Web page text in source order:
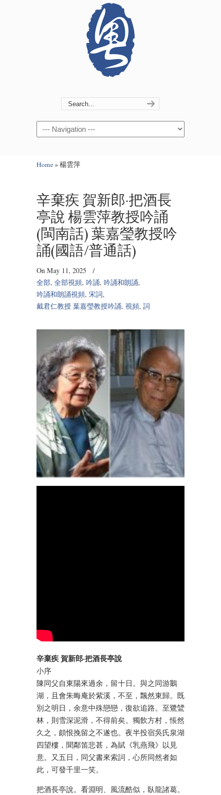
Navigation
Home» 楊雲萍
辛棄疾 賀新郎·把酒長
亭說 楊雲萍教授吟誦
(閩南話) 葉嘉瑩教授吟
誦(國語/普通話)
On May 11, 2025
/
全部, 全部視頻, 吟誦, 吟誦和朗誦,
吟誦和朗誦視頻, 宋詞,
戴君仁教授 葉嘉瑩教授吟誦, 視頻, 詞
辛棄疾 賀新郎·把酒長亭說
小序
陳同父自東陽來過余，留十日。與之同游鵝
湖，且會朱晦庵於紫溪，不至，飄然東歸。既
別之明日，余意中殊戀戀，復欲追路。至鷺鷥
林，則雪深泥滑，不得前矣。獨飲方村，悵然
久之，頗恨挽留之不遂也。夜半投宿吳氏泉湖
四望樓，聞鄰笛悲甚，為賦《乳燕飛》以見
意。又五日，同父書來索詞，心所同然者如
此，可發千里一笑。
把酒長亭說。看淵明、風流酷似，臥龍諸葛。